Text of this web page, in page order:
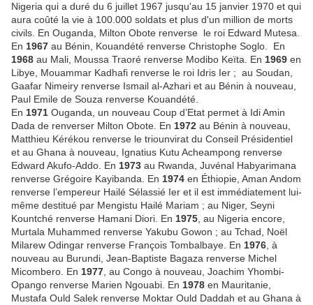
Nigeria qui a duré du 6 juillet 1967 jusqu'au 15 janvier 1970 et qui
aura coûté la vie à 100.000 soldats et plus d'un million de morts
civils. En Ouganda, Milton Obote renverse le roi Edward Mutesa.
En 1967 au Bénin, Kouandété renverse Christophe Soglo. En
1968 au Mali, Moussa Traoré renverse Modibo Keïta. En 1969 en
Libye, Mouammar Kadhafi renverse le roi Idris Ier ; au Soudan,
Gaafar Nimeiry renverse Ismail al-Azhari et au Bénin à nouveau,
Paul Emile de Souza renverse Kouandété.
En 1971 Ouganda, un nouveau Coup d’Etat permet à Idi Amin
Dada de renverser Milton Obote. En 1972 au Bénin à nouveau,
Matthieu Kérékou renverse le triounvirat du Conseil Présidentiel
et au Ghana à nouveau, Ignatius Kutu Acheampong renverse
Edward Akufo-Addo. En 1973 au Rwanda, Juvénal Habyarimana
renverse Grégoire Kayibanda.
En 1974 en Éthiopie, Aman Andom
renverse l’empereur Hailé Sélassié Ier et il est immédiatement lui-
même destitué par Mengistu Hailé Mariam ; au Niger, Seyni
Kountché renverse Hamani Diori. En 1975 , au Nigeria encore,
Murtala Muhammed renverse Yakubu Gowon ; au Tchad, Noël
Milarew Odingar renverse François Tombalbaye. En 1976 , à
nouveau au Burundi, Jean-Baptiste Bagaza renverse Michel
Micombero. En 1977 , au Congo à nouveau, Joachim Yhombi-
Opango renverse Marien Ngouabi. En 1978 en Mauritanie,
Mustafa Ould Salek renverse Moktar Ould Daddah et au Ghana à